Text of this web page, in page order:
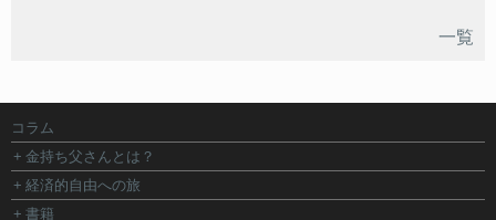
一覧
コラム
金持ち父さんとは？
経済的自由への旅
書籍